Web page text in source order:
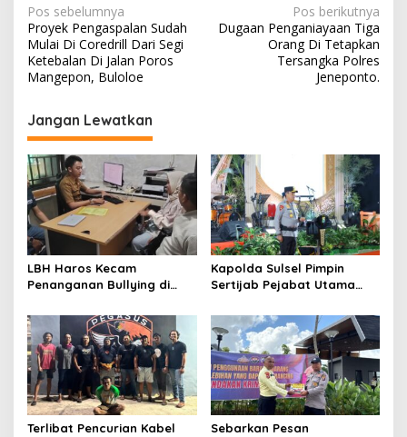
N
a
v
i
g
a
s
i
p
o
s
Pos sebelumnya
Proyek Pengaspalan Sudah
Mulai Di Coredrill Dari Segi
Ketebalan Di Jalan Poros
Mangepon, Buloloe
Pos berikutnya
Dugaan Penganiayaan Tiga
Orang Di Tetapkan
Tersangka Polres
Jeneponto.
Jangan Lewatkan
LBH Haros Kecam
Penanganan Bullying di
Justru Dipaksa Pindah
Kapolda Sulsel Pimpin
Sertijab Pejabat Utama
Serta Lantik Karolog dan
Kapolresta Gowa
Terlibat Pencurian Kabel Sebarkan Pesan